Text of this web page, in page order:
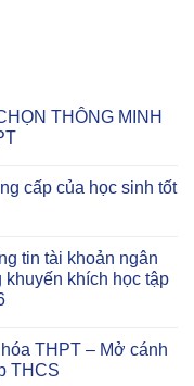
THÔNG MINH
cấp của học sinh tốt
tin tài khoản ngân
khuyến khích học tập
THPT – Mở cánh
THCS